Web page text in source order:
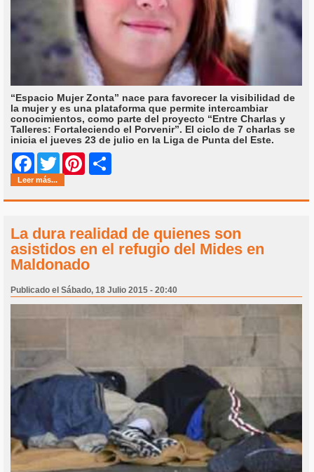
“Espacio Mujer Zonta” nace para favorecer la visibilidad de
la mujer y es una plataforma que permite intercambiar
conocimientos, como parte del proyecto “Entre Charlas y
Talleres: Fortaleciendo el Porvenir”. El ciclo de 7 charlas se
inicia el jueves 23 de julio en la Liga de Punta del Este.
Facebook
Twitter Pinterest
Leer más...
La dura realidad de quienes son
asistidos en el refugio del Mides en
Maldonado
Publicado el Sábado, 18 Julio 2015 - 20:40